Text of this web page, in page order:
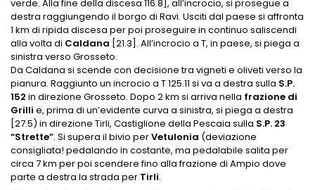
verde. Alla fine della discesa 116.8], all’incrocio, si prosegue a
destra raggiungendo il borgo di Ravi. Usciti dal paese si affronta
1 km di ripida discesa per poi proseguire in continuo saliscendi
alla volta di Caldana [21.3]. All’incrocio a T, in paese, si piega a
sinistra verso Grosseto.
Da Caldana si scende con decisione tra vigneti e oliveti verso la
pianura. Raggiunto un incrocio a T 125.11 si va a destra sulla S.P.
152 in direzione Grosseto. Dopo 2 km si arriva nella frazione di
Grilli e, prima di un’evidente curva a sinistra, si piega a destra
[27.5) in direzione Tirli, Castiglione della Pescaia sulla S.P. 23
“Strette”. Si supera il bivio perVetulonia (deviazione
consigliata! pedalando in costante, ma pedalabile salita per
circa 7 km per poi scendere fino alla frazione di Ampio dove
parte a destra la strada per Tirli.